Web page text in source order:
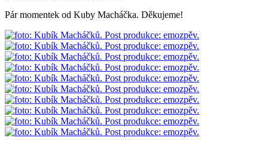
Pár momentek od Kuby Macháčka. Děkujeme!